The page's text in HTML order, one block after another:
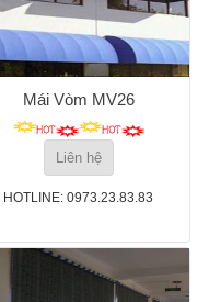
Mái Vòm MV26
Liên hệ
HOTLINE: 0973.23.83.83